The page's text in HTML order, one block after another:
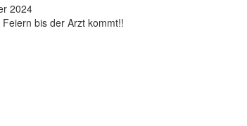
2024
bis der Arzt kommt!!